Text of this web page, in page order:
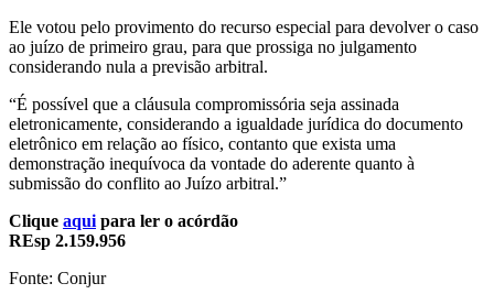
Ele votou pelo provimento do recurso especial para devolver o caso
ao juízo de primeiro grau, para que prossiga no julgamento
considerando nula a previsão arbitral.
“É possível que a cláusula compromissória seja assinada
eletronicamente, considerando a igualdade jurídica do documento
eletrônico em relação ao físico, contanto que exista uma
demonstração inequívoca da vontade do aderente quanto à
submissão do conflito ao Juízo arbitral.”
Clique aqui para ler o acórdão
REsp 2.159.956
Fonte: Conjur